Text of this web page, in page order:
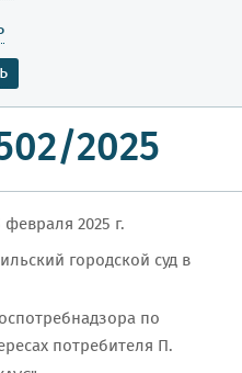
2025
февраля 2025 г.
городской суд в
по
потребителя П.